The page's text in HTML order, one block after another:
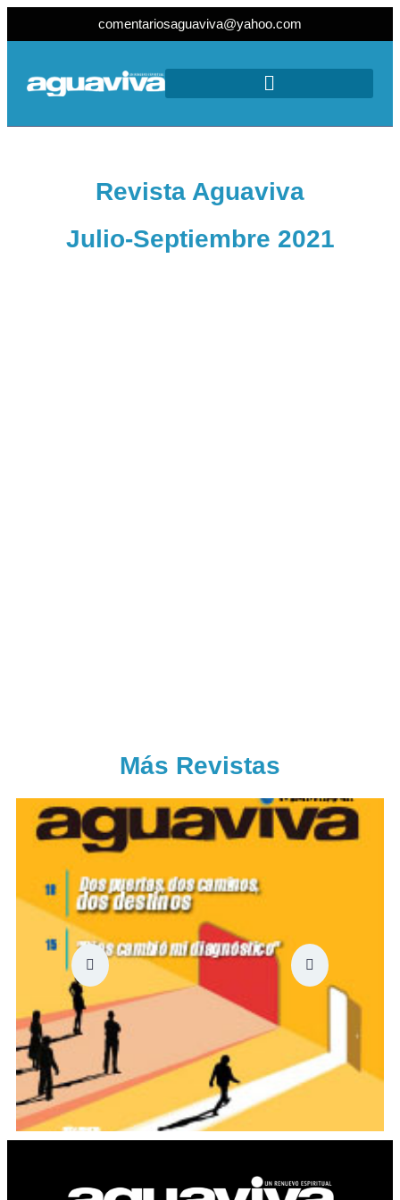
comentariosaguaviva@yahoo.com
Revista Aguaviva
Julio-Septiembre 2021
Más Revistas